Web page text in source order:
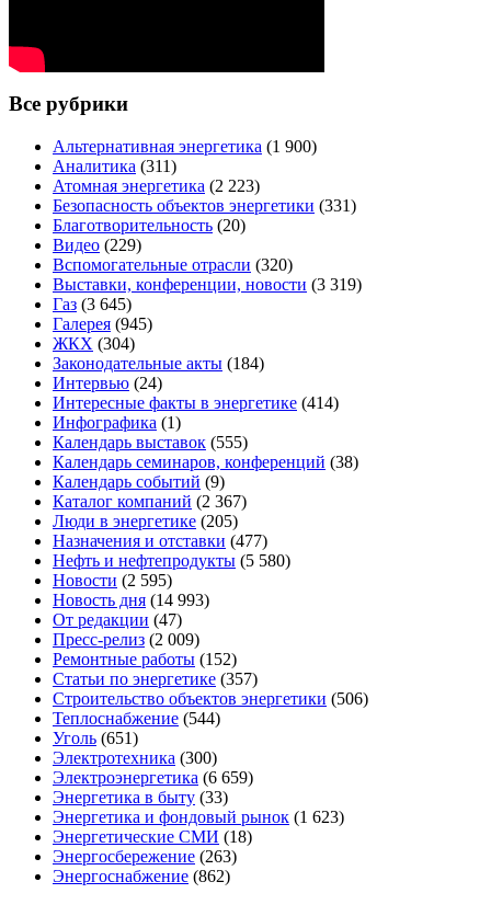
Все рубрики
Альтернативная энергетика (1 900)
Аналитика (311)
Атомная энергетика (2 223)
Безопасность объектов энергетики (331)
Благотворительность (20)
Видео (229)
Вспомогательные отрасли (320)
Выставки, конференции, новости (3 319)
Газ (3 645)
Галерея (945)
ЖКХ (304)
Законодательные акты (184)
Интервью (24)
Интересные факты в энергетике (414)
Инфографика (1)
Календарь выставок (555)
Календарь семинаров, конференций (38)
Календарь событий (9)
Каталог компаний (2 367)
Люди в энергетике (205)
Назначения и отставки (477)
Нефть и нефтепродукты (5 580)
Новости (2 595)
Новость дня (14 993)
От редакции (47)
Пресс-релиз (2 009)
Ремонтные работы (152)
Статьи по энергетике (357)
Строительство объектов энергетики (506)
Теплоснабжение (544)
Уголь (651)
Электротехника (300)
Электроэнергетика (6 659)
Энергетика в быту (33)
Энергетика и фондовый рынок (1 623)
Энергетические СМИ (18)
Энергосбережение (263)
Энергоснабжение (862)